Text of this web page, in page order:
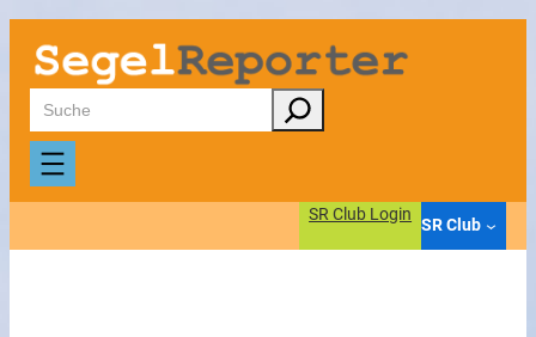
Zum
Inhalt
springen
Suchen
SR Club Login
SR Club